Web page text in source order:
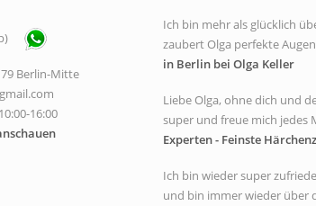
Berlin-Mitte
16:00
Ich bin mehr als glücklich
zaubert Olga perfekte
in Berlin bei Olga Keller
Liebe Olga, ohne dich und
super und freue mich jedes
Experten - Feinste
Ich bin wieder super
und bin immer wieder über